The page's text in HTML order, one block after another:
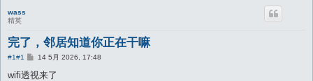
wass
精英
完了，邻居知道你正在干嘛
#1#1
帖14 5月 2026, 17:48
wifi透视来了